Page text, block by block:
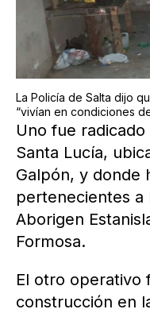
La Policía de Salta dijo
“vivían en condiciones
Uno fue
Santa Lucía,
Galpón, y donde
pertenecientes a
Aborigen
Formosa.
El otro operativo
construcción en